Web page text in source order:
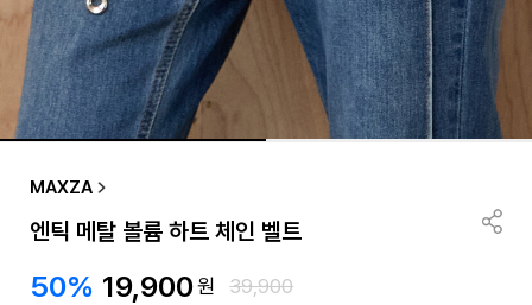
MAXZA
엔틱 메탈 볼륨 하트 체인 벨트
50% 19,900원 39,900